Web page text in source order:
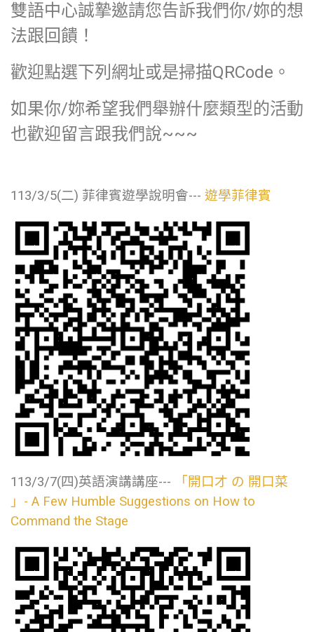
雙語中心誠摯邀請您告訴我們你/妳的想
法跟回饋！
歡迎點選下列網址或是掃描QRCode。
如果你/妳希望我們舉辦什麼類型的活動
也歡迎留言跟我們說~~~
113/3/5(二) 菲律賓遊學說明會--- 遊學菲律賓
113/3/7(四)英語演講講座---
「開口才 の 開口菜
」- A Few Humble Suggestions on How to
Command the Stage